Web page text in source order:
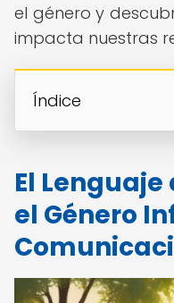
el género y
impacta nuestras
Índice
El
el Género